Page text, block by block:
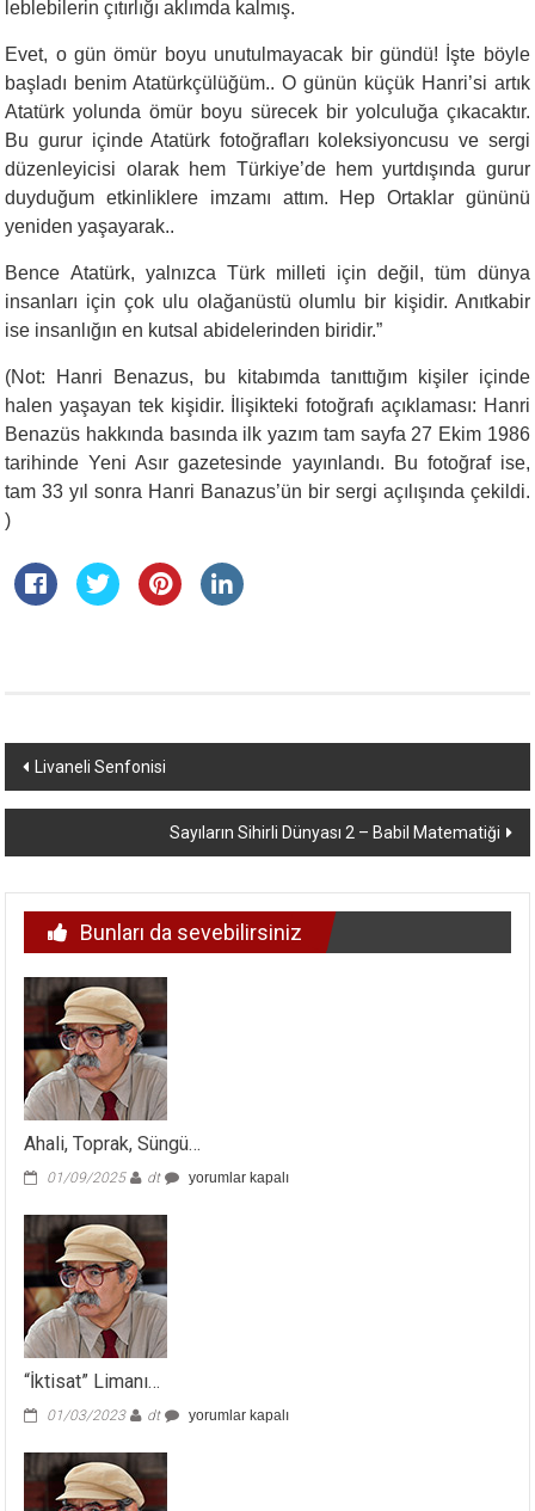
leblebilerin çıtırlığı aklımda kalmış.
Evet, o gün ömür boyu unutulmayacak bir gündü! İşte böyle
başladı benim Atatürkçülüğüm.. O günün küçük Hanri’si artık
Atatürk yolunda ömür boyu sürecek bir yolculuğa çıkacaktır.
Bu gurur içinde Atatürk fotoğrafları koleksiyoncusu ve sergi
düzenleyicisi olarak hem Türkiye’de hem yurtdışında gurur
duyduğum etkinliklere imzamı attım. Hep Ortaklar gününü
yeniden yaşayarak..
Bence Atatürk, yalnızca Türk milleti için değil, tüm dünya
insanları için çok ulu olağanüstü olumlu bir kişidir. Anıtkabir
ise insanlığın en kutsal abidelerinden biridir.”
(Not: Hanri Benazus, bu kitabımda tanıttığım kişiler içinde
halen yaşayan tek kişidir. İlişikteki fotoğrafı açıklaması: Hanri
Benazüs hakkında basında ilk yazım tam sayfa 27 Ekim 1986
tarihinde Yeni Asır gazetesinde yayınlandı. Bu fotoğraf ise,
tam 33 yıl sonra Hanri Banazus’ün bir sergi açılışında çekildi.
)
Yazı
dolaşımı
Livaneli Senfonisi
Sayıların Sihirli Dünyası 2 – Babil Matematiği
Bunları da sevebilirsiniz
Ahali, Toprak, Süngü…
01/09/2025 dt
Ahali,
yorumlar kapalı
“İktisat” Limanı…
01/03/2023 dt
“İktisat”
yorumlar kapalı